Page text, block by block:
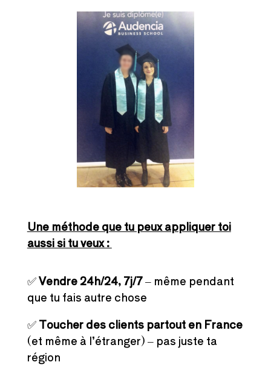
Une méthode que tu peux appliquer toi
aussi si tu veux :
✅Vendre 24h/24, 7j/7– même pendant
que tu fais autre chose
✅Toucher des clients partout en France
(et même à l’étranger) – pas juste ta
région